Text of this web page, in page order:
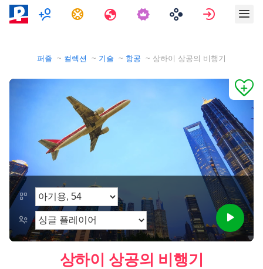
멀티플레이어
과제 여행 로그인
퍼즐 컬렉션 기술 항공 상하이 상공의 비행기
상하이 상공의 비행기